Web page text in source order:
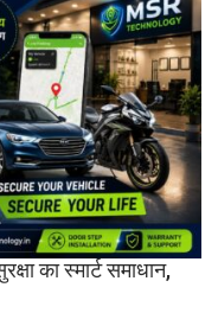
अनमोल
खजाना,
375
वर्ष
पुरानी
तालपत्र
पांडुलिपि
सहित
38
दुर्लभ
का स्मार्ट समाधान,